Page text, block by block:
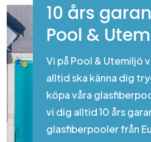
10 års
Pool &
Vi på Pool & Utemiljö
alltid ska känna dig
köpa våra
vi dig alltid 10 års
glasfiberpooler från